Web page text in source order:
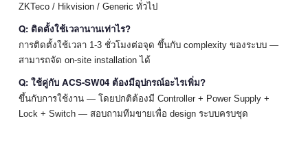
ZKTeco / Hikvision / Generic ทั่วไป
Q: ติดตั้งใช้เวลานานเท่าไร?
การติดตั้งใช้เวลา 1-3 ชั่วโมงต่อจุด ขึ้นกับ complexity ของระบบ —
สามารถจัด on-site installation ได้
Q: ใช้คู่กับ ACS-SW04 ต้องมีอุปกรณ์อะไรเพิ่ม?
ขึ้นกับการใช้งาน — โดยปกติต้องมี Controller + Power Supply +
Lock + Switch — สอบถามทีมขายเพื่อ design ระบบครบชุด